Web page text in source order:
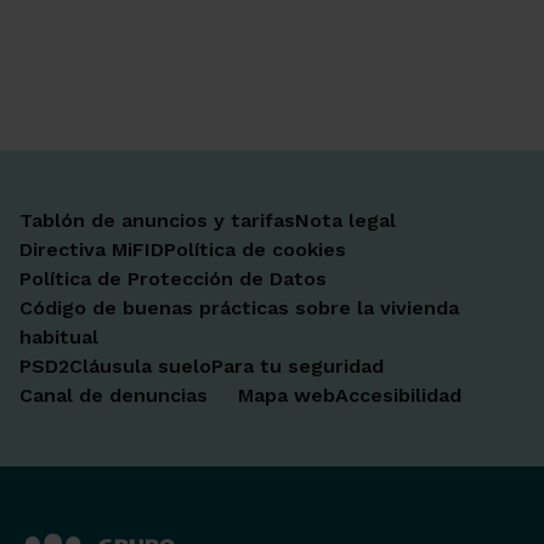
Tablón de anuncios y tarifasNota legal
Directiva MiFIDPolítica de cookies
Política de Protección de Datos
Código de buenas prácticas sobre la vivienda
habitual
PSD2Cláusula sueloPara tu seguridad
Canal de denuncias
Mapa webAccesibilidad